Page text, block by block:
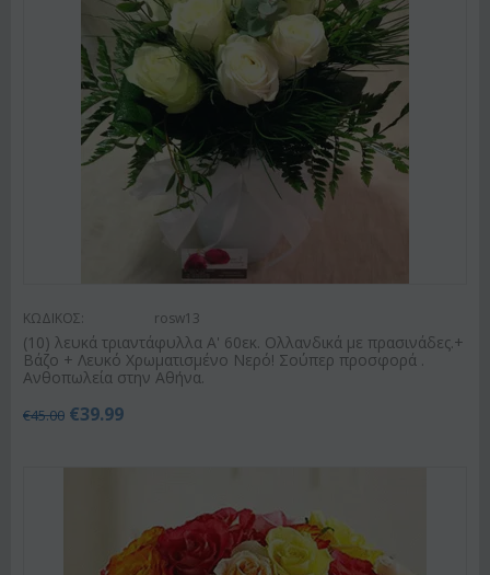
ΚΩΔΙΚΟΣ: rosw13
(10) λευκά τριαντάφυλλα Α' 60εκ. Ολλανδικά με πρασινάδες.+
Βάζο + Λευκό Χρωματισμένο Νερό! Σούπερ προσφορά .
Ανθοπωλεία στην Αθήνα.
€45.00 €39.99